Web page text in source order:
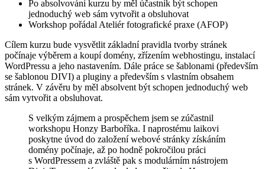
Po absolvování kurzu by měl účastník být schopen
jednoduchý web sám vytvořit a obsluhovat
Workshop pořádal Ateliér fotografické praxe (AFOP)
Cílem kurzu bude vysvětlit základní pravidla tvorby stránek
počínaje výběrem a koupí domény, zřízením webhostingu, instalací
WordPressu a jeho nastavením. Dále práce se šablonami (především
se šablonou DIVI) a pluginy a především s vlastním obsahem
stránek. V závěru by měl absolvent být schopen jednoduchý web
sám vytvořit a obsluhovat.
S velkým zájmem a prospěchem jsem se zúčastnil
workshopu Honzy Barboříka. I naprostému laikovi
poskytne úvod do založení webové stránky získáním
domény počínaje, až po hodně pokročilou práci
s WordPressem a zvláště pak s modulárním nástrojem